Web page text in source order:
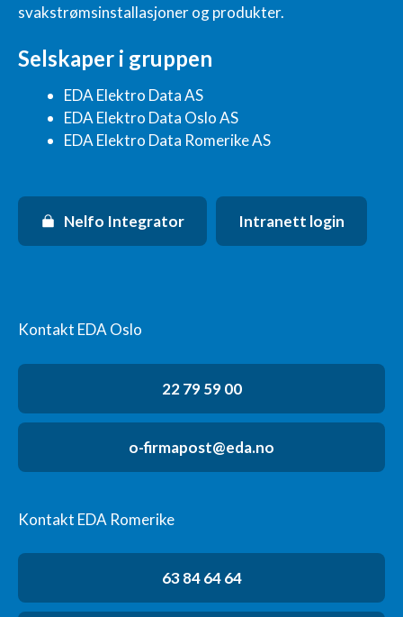
svakstrømsinstallasjoner og produkter.
Selskaper i gruppen
EDA Elektro Data AS
EDA Elektro Data Oslo AS
EDA Elektro Data Romerike AS
Nelfo Integrator Intranett login
Kontakt EDA Oslo
22 79 59 00
o-firmapost@eda.no
Kontakt EDA Romerike
63 84 64 64